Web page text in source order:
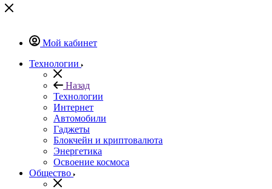
Мой кабинет
Технологии
Назад
Технологии
Интернет
Автомобили
Гаджеты
Блокчейн и криптовалюта
Энергетика
Освоение космоса
Общество